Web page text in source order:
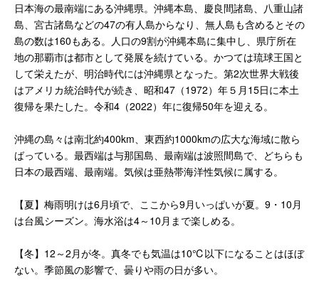
日本海の最南端にある沖縄県。沖縄本島、慶良間諸島、八重山諸
島、宮古諸島などの47の有人島からなり、無人島も含めるとその
島の数は160もある。人口の9割が沖縄本島に集中し、県庁所在
地の那覇市は都市として発展を続けている。かつては琉球王国と
して栄えたが、明治時代には沖縄県となった。第2次世界大戦後
はアメリカ統治時代が続き、昭和47（1972）年５月15日に本土
復帰を果たした。令和4（2022）年に復帰50年を迎える。
沖縄の島々は南北約400km、東西約1000kmの広大な海域に散ら
ばっている。最西端は与那国島、最南端は波照間島で、どちらも
日本の最西端、最南端。気候は亜熱帯海洋性気候に属する。
【夏】梅雨明けは6月頃で、ここから9月いっぱいが夏。9・10月
は台風シーズン。海水浴は4～10月まで楽しめる。
【冬】12～2月が冬。真冬でも気温は10℃以下になることはほぼ
ない。季節風の影響で、曇りや雨の日が多い。